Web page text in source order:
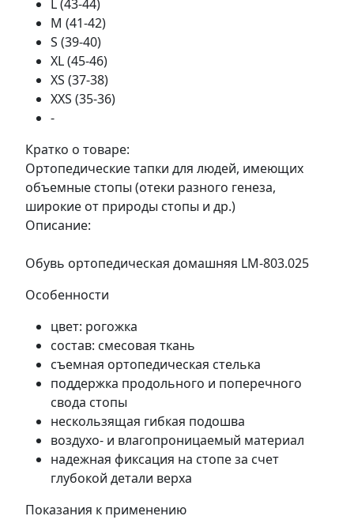
L (43-44)
M (41-42)
S (39-40)
XL (45-46)
XS (37-38)
XXS (35-36)
-
Кратко о товаре:
Ортопедические тапки для людей, имеющих
объемные стопы (отеки разного генеза,
широкие от природы стопы и др.)
Описание:
Обувь ортопедическая домашняя LM-803.025
Особенности
цвет: рогожка
состав: смесовая ткань
съемная ортопедическая стелька
поддержка продольного и поперечного
свода стопы
нескользящая гибкая подошва
воздухо- и влагопроницаемый материал
надежная фиксация на стопе за счет
глубокой детали верха
Показания к применению